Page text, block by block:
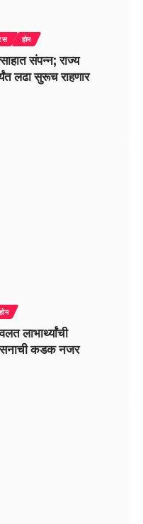
होम
संपन्न; राज्य
लढा सुरूच राहणार
होम
लाभार्थ्यांची
कडक नजर